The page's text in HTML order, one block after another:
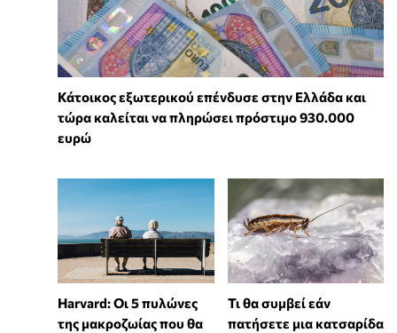
Κάτοικος εξωτερικού επένδυσε στην Ελλάδα και
τώρα καλείται να πληρώσει πρόστιμο 930.000
ευρώ
Harvard: Οι 5 πυλώνες
της μακροζωίας που θα
Τι θα συμβεί εάν
πατήσετε μια κατσαρίδα